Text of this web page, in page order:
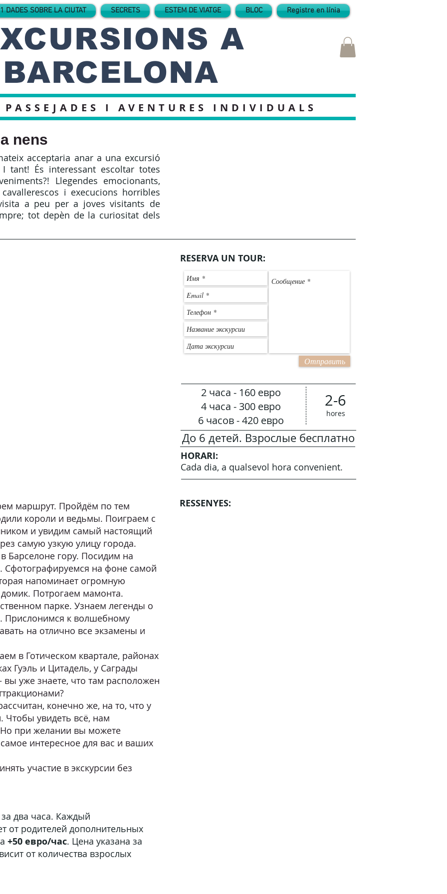
DADES SOBRE LA CIUTAT SECRETS ESTEM DE VIATGE BLOC Registre en línia
A
BARCELONA
PASSEJADES I AVENTURES INDIVIDUALS
nens
acceptaria anar a una excursió
tant! És interessant escoltar totes
Llegendes emocionants,
i execucions horribles
a peu per a joves visitants de
tot depèn de la curiositat dels
RESERVA UN TOUR:
Отправить
2 часа - 160 евро
4 часа - 300 евро
6 часов - 420 евро
2-6
hores
До 6 детей. Взрослые бесплатно
HORARI:
Cada dia, a qualsevol hora convenient.
маршрут. Пройдём по тем
короли и ведьмы. Поиграем с
и увидим самый настоящий
самую узкую улицу города.
Барселоне гору. Посидим на
Сфотографируемся на фоне самой
напоминает огромную
Потрогаем мамонта.
парке. Узнаем легенды о
Прислонимся к волшебному
на отлично все экзамены и
в Готическом квартале, районах
Гуэль и Цитадель, у Саграды
уже знаете, что там расположен
конечно же, на то, что у
Чтобы увидеть всё, нам
Но при желании вы можете
интересное для вас и ваших
участие в экскурсии без
два часа. Каждый
от родителей дополнительных
+50 евро/час. Цена указана за
от количества взрослых
RESSENYES: